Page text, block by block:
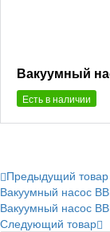
Вакуумный
Есть в наличии
Предыдущий товар
Вакуумный насос
Вакуумный насос
Следующий товар